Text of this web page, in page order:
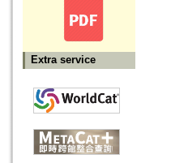
Extra service